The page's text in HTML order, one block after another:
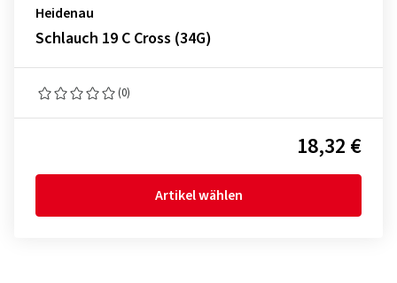
Heidenau
Schlauch 19 C Cross (34G)
(0)
18,32 €
Artikel wählen